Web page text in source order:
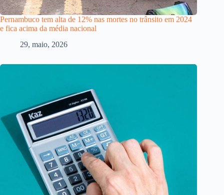
Pernambuco tem alta de 12% nas mortes no trânsito em 2024
e fica acima da média nacional
29, maio, 2026